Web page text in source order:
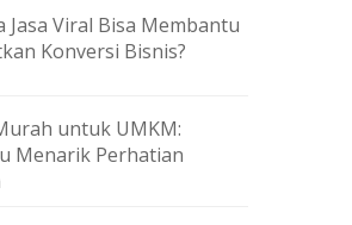
Jasa Viral Bisa Membantu
Konversi Bisnis?
untuk UMKM:
Menarik Perhatian